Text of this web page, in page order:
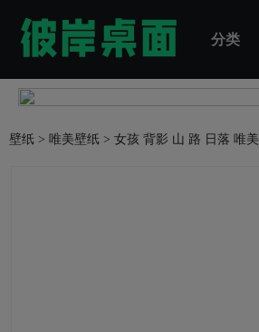
分类
壁纸 > 唯美壁纸 > 女孩 背影 山 路 日落 唯